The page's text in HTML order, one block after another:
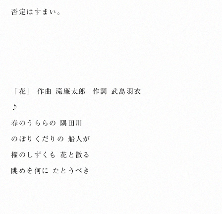
否定はすまい。
「花」 作曲 滝廉太郎 作詞 武島羽衣
♪
春のうららの 隅田川
のぼりくだりの 船人が
櫂のしずくも 花と散る
眺めを何に たとうべき